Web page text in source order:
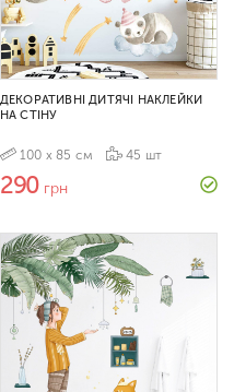
ДЕКОРАТИВНІ ДИТЯЧІ НАКЛЕЙКИ
НА СТІНУ
100 х 85 см 45 шт
290 грн